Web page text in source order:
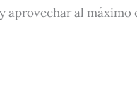
aprovechar al máximo